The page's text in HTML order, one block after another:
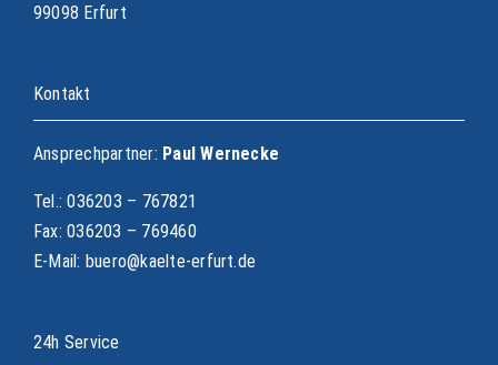
99098 Erfurt
Kontakt
Ansprechpartner: Paul Wernecke
Tel.: 036203 – 767821
Fax: 036203 – 769460
E-Mail: buero@kaelte-erfurt.de
24h Service